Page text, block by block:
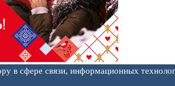
в сфере связи, информационных